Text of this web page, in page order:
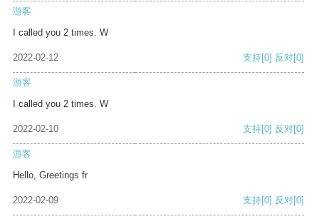
游客
I called you 2 times. W
2022-02-12 支持[0] 反对[0]
游客
I called you 2 times. W
2022-02-10 支持[0] 反对[0]
游客
Hello, Greetings fr
2022-02-09 支持[0] 反对[0]